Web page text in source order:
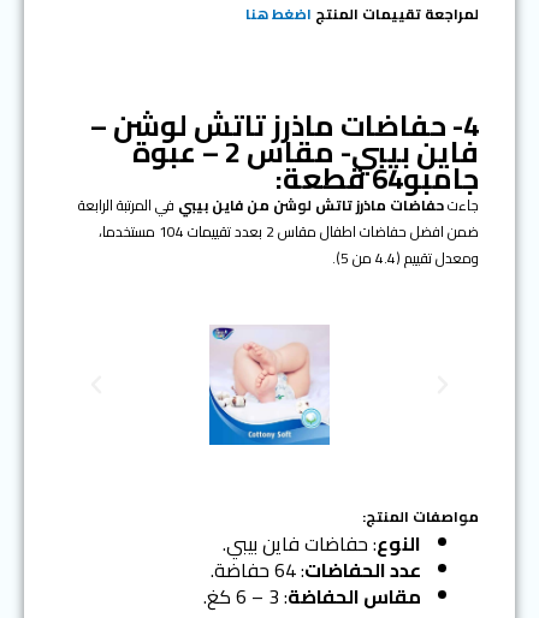
لمراجعة تقييمات المنتج اضغط هنا
4- حفاضات ماذرز تاتش لوشن –
فاين بيبي- مقاس 2 – عبوة جامبو64 قطعة:
جاءتحفاضات ماذرز تاتش لوشن من فاين بيبي في المرتبة الرابعة
ضمن افضل حفاضات اطفال مقاس 2 بعدد تقييمات 104 مستخدما،
ومعدل تقييم (4.4 من 5).
o
u
s
مواصفات المنتج:
النوع: حفاضات فاين بيبي.
عدد الحفاضات: 64 حفاضة.
مقاس الحفاضة: 3 – 6 كغ.